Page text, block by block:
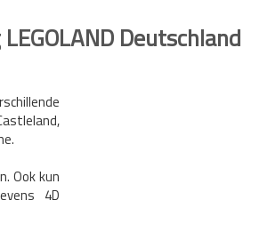
Deutschland
Ook kun
4D